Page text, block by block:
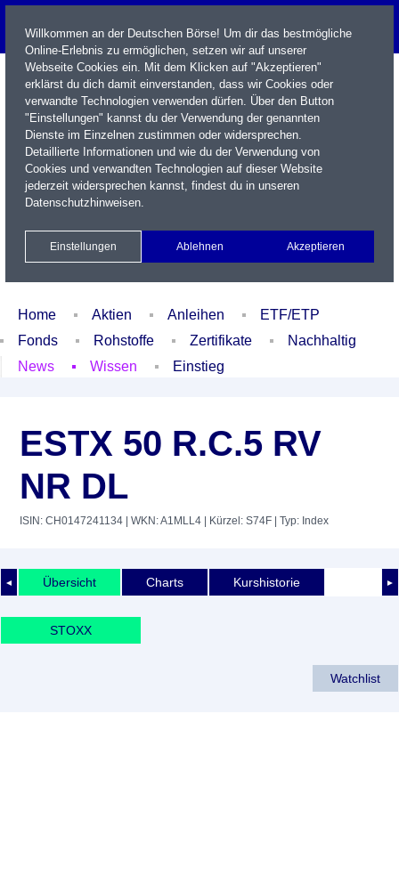
Name / WKN / ISIN / Kürzel
Xetra Realtime
Watchlist Portfolio Login
Home Aktien Anleihen
ETF/ETP
Fonds
Rohstoffe Zertifikate
Nachhaltig
News
Wissen Einstieg
ESTX 50 R.C.5 RV
NR DL
ISIN: CH0147241134 | WKN: A1MLL4 | Kürzel: S74F | Typ: Index
◄ ►
Übersicht Charts Kurshistorie
STOXX
Watchlist
Willkommen an der Deutschen Börse! Um dir das bestmögliche
Online-Erlebnis zu ermöglichen, setzen wir auf unserer
Webseite Cookies ein. Mit dem Klicken auf "Akzeptieren"
erklärst du dich damit einverstanden, dass wir Cookies oder
verwandte Technologien verwenden dürfen. Über den Button
"Einstellungen" kannst du der Verwendung der genannten
Dienste im Einzelnen zustimmen oder widersprechen.
Detaillierte Informationen und wie du der Verwendung von
Cookies und verwandten Technologien auf dieser Website
jederzeit widersprechen kannst, findest du in unseren
Datenschutzhinweisen.
Einstellungen Ablehnen Akzeptieren